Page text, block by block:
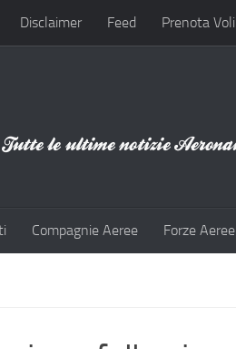
Disclaimer Feed Prenota Voli
Compagnie Aeree Forze Aeree